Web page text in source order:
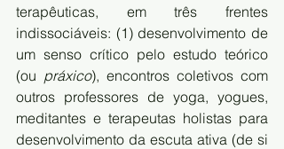
terapêuticas, em três frentes
indissociáveis: (1) desenvolvimento de
um senso crítico pelo estudo teórico
(ou práxico), encontros coletivos com
outros professores de yoga, yogues,
meditantes e terapeutas holistas para
desenvolvimento da escuta ativa (de si